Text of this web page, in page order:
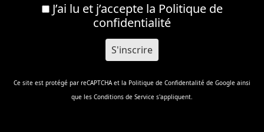
J’ai lu et j’accepte la Politique de
confidentialité
Ce site est protégé par reCAPTCHA et la Politique de Confidentalité de Google ainsi
que les Conditions de Service s'appliquent.